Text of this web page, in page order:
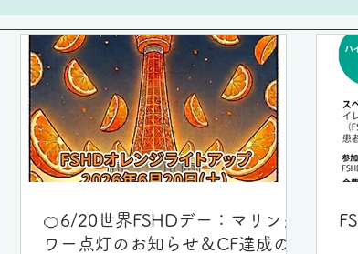
🍊6/20世界FSHDデー：マリンタ
ワー点灯のお知らせ＆CF達成の御